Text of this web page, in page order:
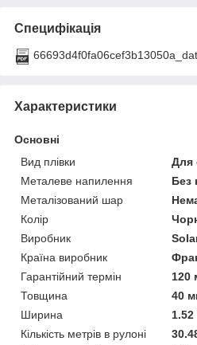
Специфікація
Характеристики
Основні
Вид плівки
Для
Металеве напилення
Без
Металізований шар
Колір
Виробник
Країна виробник
Гарантійний термін
120
Товщина
40
Ширина
Кількість метрів в рулоні